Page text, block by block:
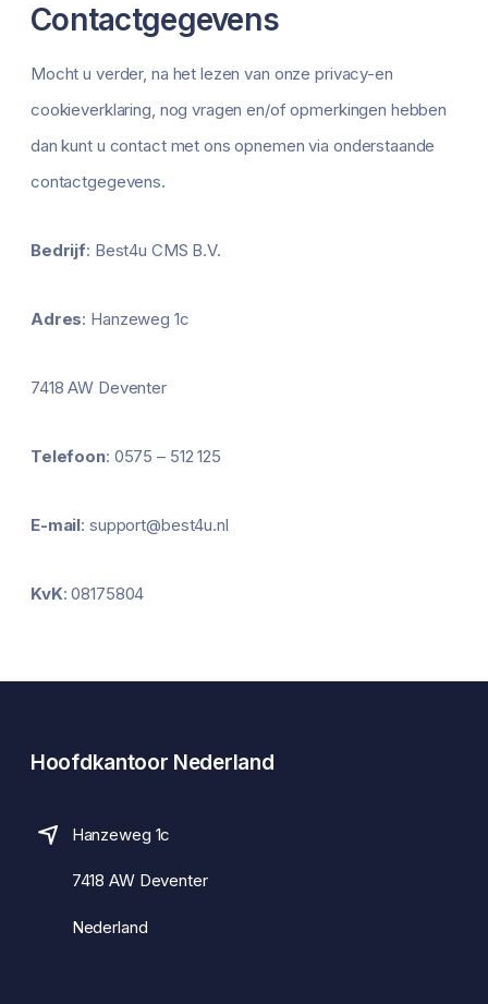
Contactgegevens
Mocht u verder, na het lezen van onze privacy-en
cookieverklaring, nog vragen en/of opmerkingen hebben
dan kunt u contact met ons opnemen via onderstaande
contactgegevens.
Bedrijf: Best4u CMS B.V.
Adres: Hanzeweg 1c
7418 AW Deventer
Telefoon: 0575 – 512 125
E-mail: support@best4u.nl
KvK: 08175804
Hoofdkantoor Nederland
Hanzeweg 1c
7418 AW Deventer
Nederland